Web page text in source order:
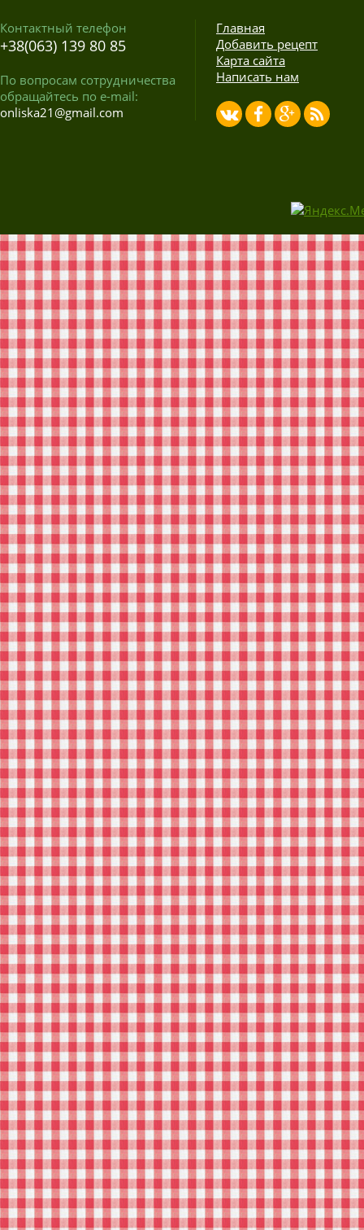
Контактный телефон
+38(063) 139 80 85
По вопросам сотрудничества
обращайтесь по e-mail:
onliska21@gmail.com
Главная
Добавить рецепт
Карта сайта
Написать нам